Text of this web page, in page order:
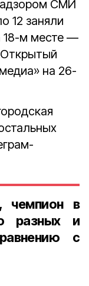
СМИ
12 заняли
18-м месте —
на 26-
чемпион в
разных и
с